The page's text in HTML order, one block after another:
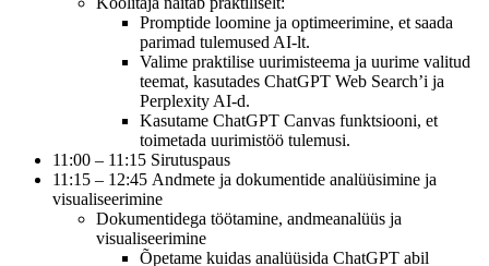
Promptide loomine ja optimeerimine, et saada
parimad tulemused AI-lt.
Valime praktilise uurimisteema ja uurime valitud
teemat, kasutades ChatGPT Web Search’i ja
Perplexity AI-d.
Kasutame ChatGPT Canvas funktsiooni, et
toimetada uurimistöö tulemusi.
11:00 – 11:15 Sirutuspaus
11:15 – 12:45 Andmete ja dokumentide analüüsimine ja
visualiseerimine
Dokumentidega töötamine, andmeanalüüs ja
visualiseerimine
Õpetame kuidas analüüsida ChatGPT abil